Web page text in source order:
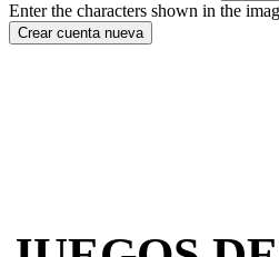
Enter the characters shown in the